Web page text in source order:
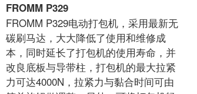
FROMM P329
FROMM P329电动打包机 ，采用最新无
碳刷马达，大大降低了使用和维修成
本，同时延长了打包机的使用寿命，并
改良底板与导带柱，打包机的最大拉紧
力可达4000N，拉紧力与黏合时间可由